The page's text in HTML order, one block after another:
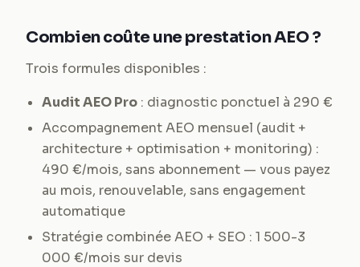
Combien coûte une prestation AEO ?
Trois formules disponibles :
Audit AEO Pro : diagnostic ponctuel à 290 €
Accompagnement AEO mensuel (audit +
architecture + optimisation + monitoring) :
490 €/mois, sans abonnement — vous payez
au mois, renouvelable, sans engagement
automatique
Stratégie combinée AEO + SEO : 1 500-3
000 €/mois sur devis